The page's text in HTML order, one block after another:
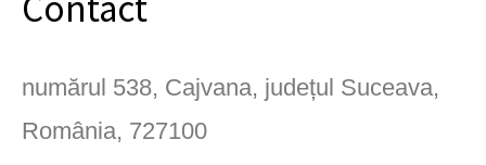
numărul 538, Cajvana, județul Suceava,
România, 727100